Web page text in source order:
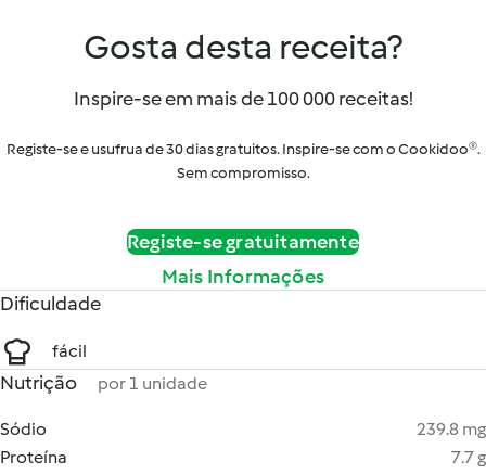
Gosta desta receita?
Inspire-se em mais de 100 000 receitas!
Registe-se e usufrua de 30 dias gratuitos. Inspire-se com o Cookidoo®.
Sem compromisso.
Registe-se gratuitamente
Mais Informações
Dificuldade
fácil
Nutrição por 1 unidade
Sódio
239.8 mg
Proteína
7.7 g